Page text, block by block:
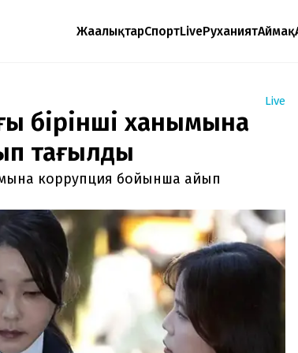
ЖаңалықтарСпортLiveРуханиятАймақ
Live
бірінші ханымына
тағылды
коррупция бойынша айып